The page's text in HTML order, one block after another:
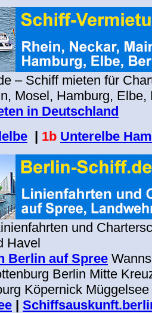
– Schiff mieten für
Mosel, Hamburg, Elbe,
in Deutschland
| 1b Unterelbe
und
Havel
Berlin auf Spree
Berlin Mitte
Köpernick Müggelsee
|